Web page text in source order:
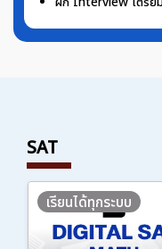
SAT
เรียนได้ทุกระบบ